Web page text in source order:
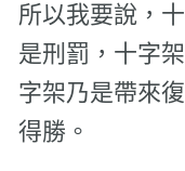
所以我要說，
是刑罰，十字
字架乃是帶來
得勝。